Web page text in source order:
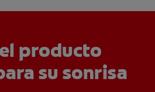
producto
su sonrisa